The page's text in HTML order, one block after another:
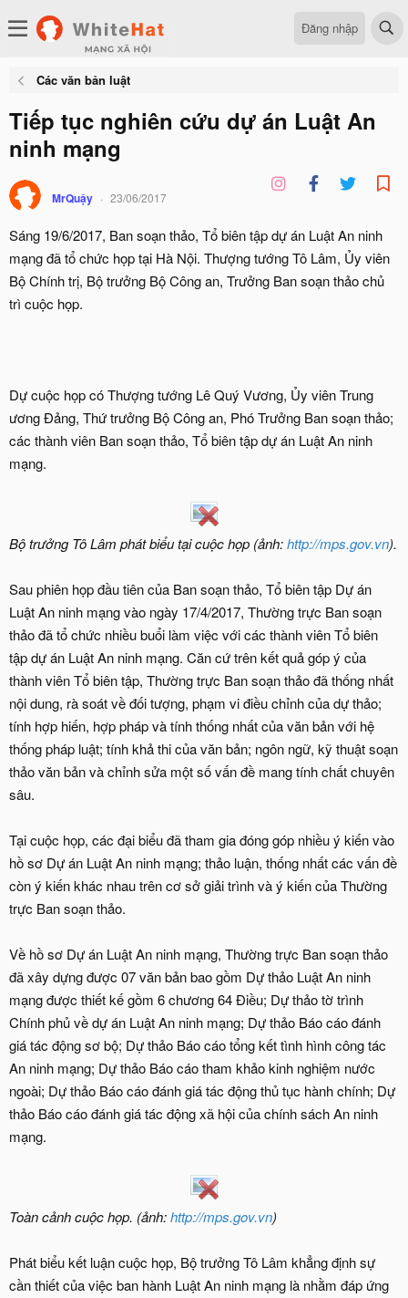
Đăng nhập
Các văn bản luật
Tiếp tục nghiên cứu dự án Luật An
ninh mạng
MrQuậy 23/06/2017
Sáng 19/6/2017, Ban soạn thảo, Tổ biên tập dự án Luật An ninh
mạng đã tổ chức họp tại Hà Nội. Thượng tướng Tô Lâm, Ủy viên
Bộ Chính trị, Bộ trưởng Bộ Công an, Trưởng Ban soạn thảo chủ
trì cuộc họp.
Dự cuộc họp có Thượng tướng Lê Quý Vương, Ủy viên Trung
ương Đảng, Thứ trưởng Bộ Công an, Phó Trưởng Ban soạn thảo;
các thành viên Ban soạn thảo, Tổ biên tập dự án Luật An ninh
mạng.
Bộ trưởng Tô Lâm phát biểu tại cuộc họp (ảnh:http://mps.gov.vn).
Sau phiên họp đầu tiên của Ban soạn thảo, Tổ biên tập Dự án
Luật An ninh mạng vào ngày 17/4/2017, Thường trực Ban soạn
thảo đã tổ chức nhiều buổi làm việc với các thành viên Tổ biên
tập dự án Luật An ninh mạng. Căn cứ trên kết quả góp ý của
thành viên Tổ biên tập, Thường trực Ban soạn thảo đã thống nhất
nội dung, rà soát về đối tượng, phạm vi điều chỉnh của dự thảo;
tính hợp hiến, hợp pháp và tính thống nhất của văn bản với hệ
thống pháp luật; tính khả thi của văn bản; ngôn ngữ, kỹ thuật soạn
thảo văn bản và chỉnh sửa một số vấn đề mang tính chất chuyên
sâu.
Tại cuộc họp, các đại biểu đã tham gia đóng góp nhiều ý kiến vào
hồ sơ Dự án Luật An ninh mạng; thảo luận, thống nhất các vấn đề
còn ý kiến khác nhau trên cơ sở giải trình và ý kiến của Thường
trực Ban soạn thảo.
Về hồ sơ Dự án Luật An ninh mạng, Thường trực Ban soạn thảo
đã xây dựng được 07 văn bản bao gồm Dự thảo Luật An ninh
mạng được thiết kế gồm 6 chương 64 Điều; Dự thảo tờ trình
Chính phủ về dự án Luật An ninh mạng; Dự thảo Báo cáo đánh
giá tác động sơ bộ; Dự thảo Báo cáo tổng kết tình hình công tác
An ninh mạng; Dự thảo Báo cáo tham khảo kinh nghiệm nước
ngoài; Dự thảo Báo cáo đánh giá tác động thủ tục hành chính; Dự
thảo Báo cáo đánh giá tác động xã hội của chính sách An ninh
mạng.
Toàn cảnh cuộc họp. (ảnh:http://mps.gov.vn)
Phát biểu kết luận cuộc họp, Bộ trưởng Tô Lâm khẳng định sự
cần thiết của việc ban hành Luật An ninh mạng là nhằm đáp ứng